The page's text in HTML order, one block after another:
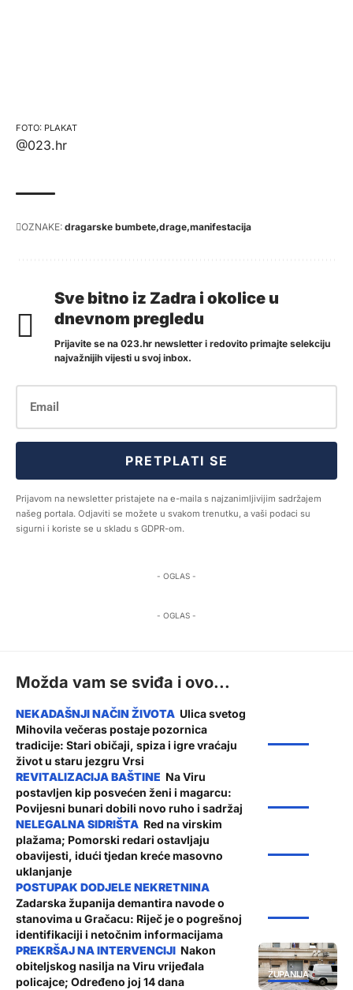
PLAKAT
@023.hr
OZNAKE: dragarske bumbete drage manifestacija
Sve bitno iz Zadra i okolice u
dnevnom pregledu
Prijavite se na 023.hr newsletter i redovito primajte selekciju
najvažnijih vijesti u svoj inbox.
PRETPLATI SE
Prijavom na newsletter pristajete na e-maila s najzanimljivijim sadržajem
našeg portala. Odjaviti se možete u svakom trenutku, a vaši podaci su
sigurni i koriste se u skladu s GDPR-om.
- OGLAS -
- OGLAS -
Možda vam se sviđa i ovo...
Ulica svetog
Mihovila večeras postaje pozornica
tradicije: Stari običaji, spiza i igre vraćaju
život u staru jezgru Vrsi
Na Viru
postavljen kip posvećen ženi i magarcu:
Povijesni bunari dobili novo ruho i sadržaj
Red na virskim
plažama; Pomorski redari ostavljaju
obavijesti, idući tjedan kreće masovno
uklanjanje
Zadarska županija demantira navode o
stanovima u Gračacu: Riječ je o pogrešnoj
identifikaciji i netočnim informacijama
ŽUPANIJA
Nakon
obiteljskog nasilja na Viru vrijeđala
policajce; Određeno joj 14 dana